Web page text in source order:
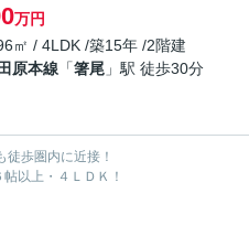
万円
㎡ / 4LDK /築15年 /2階建
原本線 「箸尾 」駅 徒歩30分
歩圏内に近接！
以上・４ＬＤＫ！